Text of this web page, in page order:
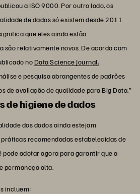
a ISO 9000. Por outro lado, os
de dados só existem desde 2011
que eles ainda estão
são relativamente novos. De acordo com
noData Science Journal,
e pesquisa abrangentes de padrões
de avaliação de qualidade para Big Data.”
de higiene de dados
dos dados ainda estejam
recomendadas estabelecidas de
pode adotar agora para garantir que a
permaneça alta.
incluem: